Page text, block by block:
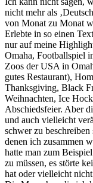
nicht mehr als
von Monat zu Monat
Erlebte in so einen
nur auf meine
Omaha, Footballspiel
Zoos der USA in
gutes Restaurant),
Thanksgiving, Black
Weihnachten, Ice
Abschiedsfeier. Aber
und auch vielleicht
schwer zu
denen ich zusammen
hatte man zum
zu müssen, es störte
hat oder vielleicht